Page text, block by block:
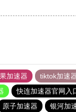
加速器 tiktok加速
快连加速器官网入
原子加速器 银河加